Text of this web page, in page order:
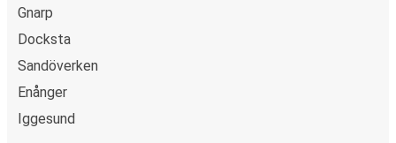
Gnarp
Docksta
Sandöverken
Enånger
Iggesund